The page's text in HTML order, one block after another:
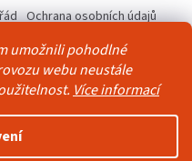
umožnili pohodlné
webu neustále
Více informací
Ochrana osobních údajů